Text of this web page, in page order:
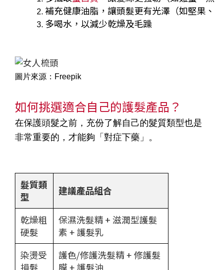
補充健康油脂，讓頭髮更有光澤（如堅果、
多喝水，以減少乾燥及毛躁
圖片來源：Freepik
如何挑選適合自己的護髮產品？
在保護頭髮之前，充份了解自己的髮質類型也是
非常重要的，才能夠「對症下藥」。
髮質類
型
建議產品組合
乾燥粗
硬髮
保濕洗髮精 + 滋潤型護髮
素 + 護髮乳
染燙受
損髮
護色/修護洗髮精 + 修護髮
膜 + 護髮油